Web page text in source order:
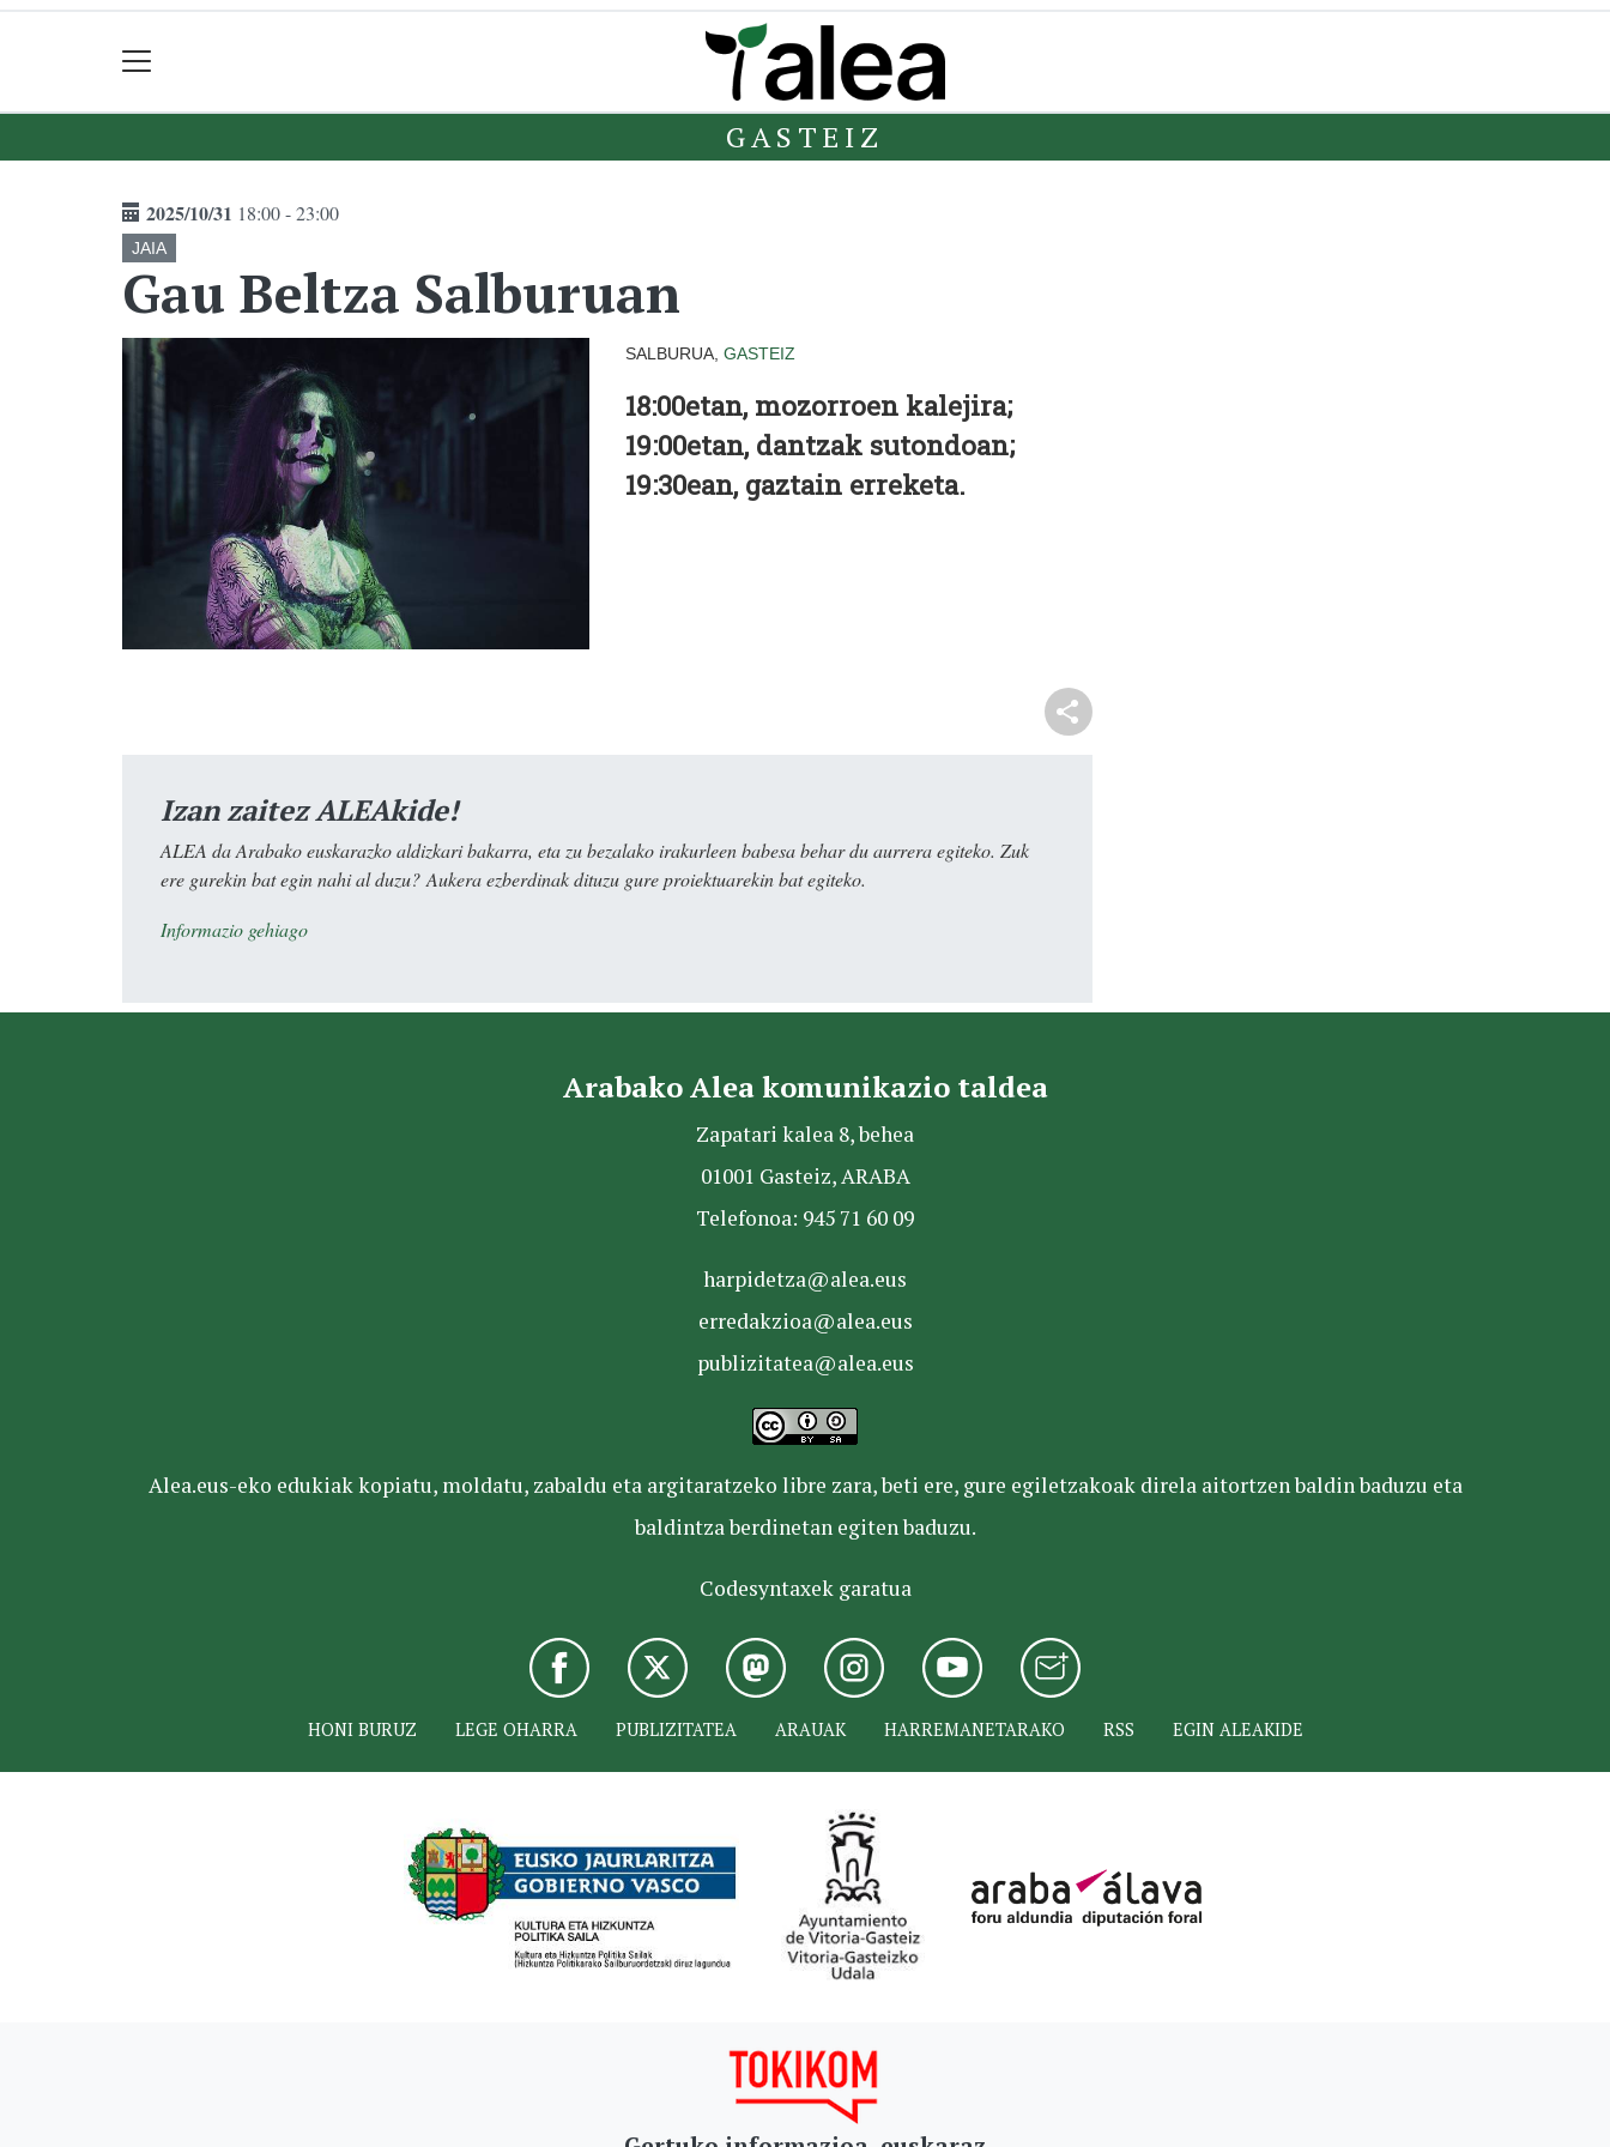
GASTEIZ
2025/10/31 18:00 - 23:00
JAIA
Gau Beltza Salburuan
SALBURUA, GASTEIZ
18:00etan, mozorroen kalejira;
19:00etan, dantzak sutondoan;
19:30ean, gaztain erreketa.
Izan zaitez ALEAkide!
ALEA da Arabako euskarazko aldizkari bakarra, eta zu bezalako irakurleen babesa behar du aurrera egiteko. Zuk
ere gurekin bat egin nahi al duzu? Aukera ezberdinak dituzu gure proiektuarekin bat egiteko.
Informazio gehiago
Arabako Alea komunikazio taldea
Zapatari kalea 8, behea
01001 Gasteiz, ARABA
Telefonoa: 945 71 60 09
harpidetza@alea.eus
erredakzioa@alea.eus
publizitatea@alea.eus
Alea.eus-eko edukiak kopiatu, moldatu, zabaldu eta argitaratzeko libre zara, beti ere, gure egiletzakoak direla aitortzen baldin baduzu eta
baldintza berdinetan egiten baduzu.
Codesyntaxek garatua
HONI BURUZ LEGE OHARRA PUBLIZITATEA ARAUAK HARREMANETARAKO RSS EGIN ALEAKIDE